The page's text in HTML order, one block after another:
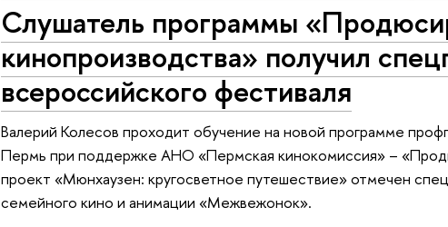
Слушатель программы
кинопроизводства» получил
всероссийского фестиваля
Валерий Колесов проходит обучение на новой программе
Пермь при поддержке АНО «Пермская кинокомиссия» –
проект «Мюнхаузен: кругосветное путешествие» отмечен
семейного кино и анимации «Межвежонок».